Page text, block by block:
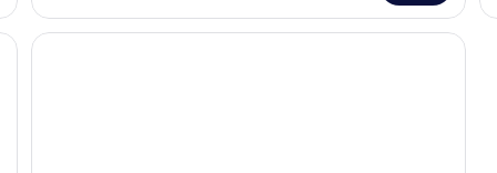
lejlighed
natbord, et vindue og et TV ophængt på væggen.